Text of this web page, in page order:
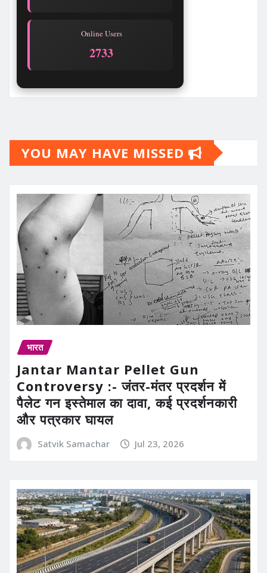
Online Users
2733
YOU MAY HAVE MISSED
भारत
Jantar Mantar Pellet Gun
Controversy :- जंतर-मंतर प्रदर्शन में
पैलेट गन इस्तेमाल का दावा, कई प्रदर्शनकारी
और पत्रकार घायल
Satvik Samachar Jul 23, 2026